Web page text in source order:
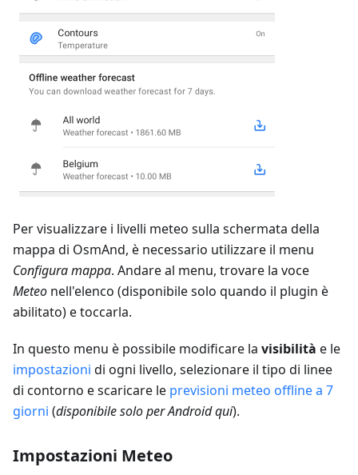
Per visualizzare i livelli meteo sulla schermata della
mappa di OsmAnd, è necessario utilizzare il menu
Configura mappa. Andare al menu, trovare la voce
Meteo nell'elenco (disponibile solo quando il plugin è
abilitato) e toccarla.
In questo menu è possibile modificare la visibilità e le
impostazioni di ogni livello, selezionare il tipo di linee
di contorno e scaricare le previsioni meteo offline a 7
giorni (disponibile solo per Android qui).
Impostazioni Meteo